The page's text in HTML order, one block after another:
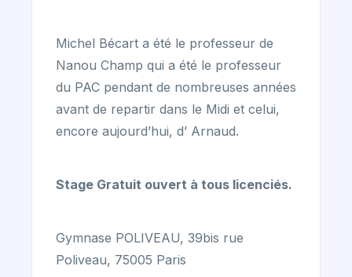
Michel Bécart a été le professeur de
Nanou Champ qui a été le professeur
du PAC pendant de nombreuses années
avant de repartir dans le Midi et celui,
encore aujourd’hui, d’ Arnaud.
Stage Gratuit ouvert à tous licenciés.
Gymnase POLIVEAU, 39bis rue
Poliveau, 75005 Paris